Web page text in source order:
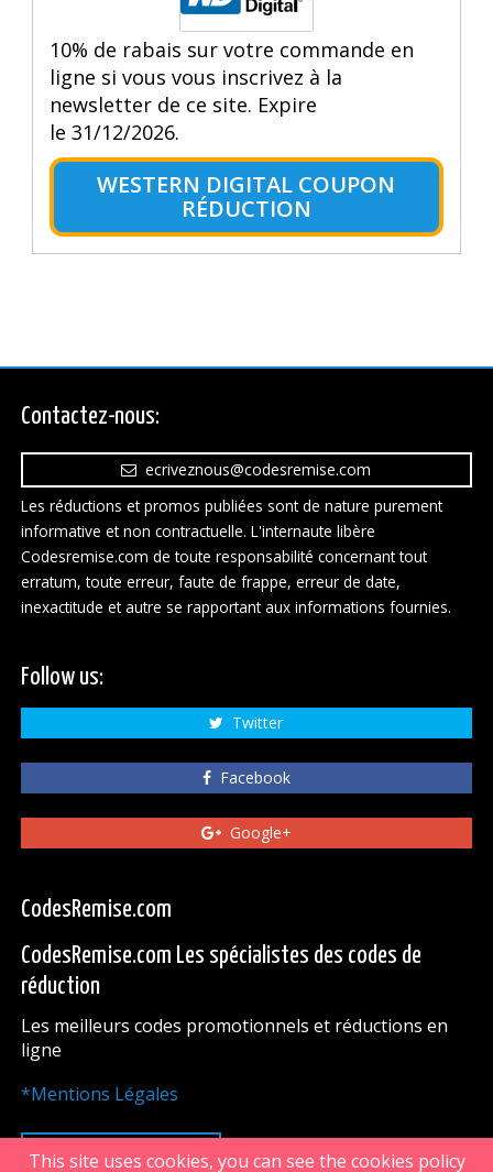
10% de rabais sur votre commande en
ligne si vous vous inscrivez à la
newsletter de ce site. Expire
le 31/12/2026.
WESTERN DIGITAL COUPON
RÉDUCTION
Contactez-nous:
ecriveznous@codesremise.com
Les réductions et promos publiées sont de nature purement
informative et non contractuelle. L'internaute libère
Codesremise.com de toute responsabilité concernant tout
erratum, toute erreur, faute de frappe, erreur de date,
inexactitude et autre se rapportant aux informations fournies.
Follow us:
Twitter
Facebook
Google+
CodesRemise.com
CodesRemise.com Les spécialistes des codes de
réduction
Les meilleurs codes promotionnels et réductions en
ligne
*Mentions Légales
HAUT DE PAGE
This site uses cookies, you can see the cookies policy